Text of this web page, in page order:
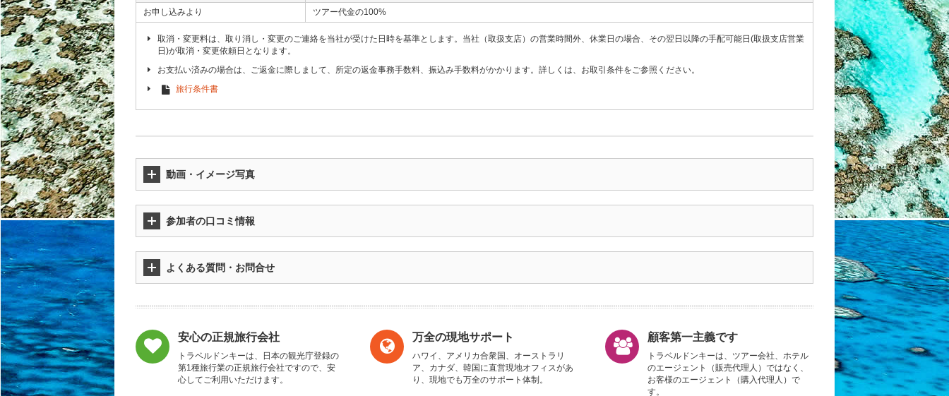
お申し込みより
ツアー代金の100%
取消・変更料は、取り消し・変更のご連絡を当社が受けた日時を基準とします。当社（取扱支店）の営業時間外、休業日の場合、その翌日以降の手配可能日(取扱支店営業
日)が取消・変更依頼日となります。
お支払い済みの場合は、ご返金に際しまして、所定の返金事務手数料、振込み手数料がかかります。詳しくは、お取引条件をご参照ください。
旅行条件書
動画・イメージ写真
参加者の口コミ情報
よくある質問・お問合せ
安心の正規旅行会社
トラベルドンキーは、日本の観光庁登録の
第1種旅行業の正規旅行会社ですので、安
心してご利用いただけます。
万全の現地サポート
ハワイ、アメリカ合衆国、オーストラリ
ア、カナダ、韓国に直営現地オフィスがあ
り、現地でも万全のサポート体制。
顧客第一主義です
トラベルドンキーは、ツアー会社、ホテル
のエージェント（販売代理人）ではなく、
お客様のエージェント（購入代理人）で
す。